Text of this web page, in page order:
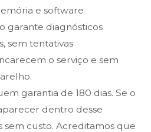
e software
garante diagnósticos
sem tentativas
o serviço e sem
garantia de 180 dias. Se o
dentro desse
custo. Acreditamos que